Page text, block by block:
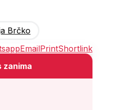
Brčko
EmailPrintShortlink
zanima